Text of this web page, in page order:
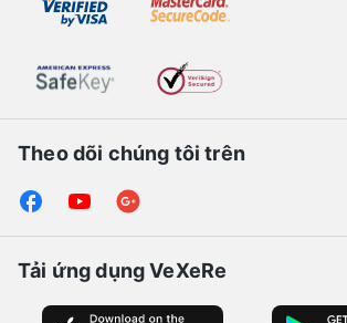
Theo dõi chúng tôi trên
Tải ứng dụng VeXeRe